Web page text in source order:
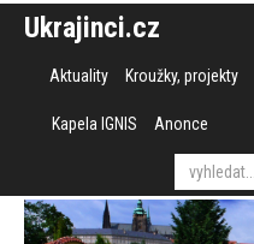
Ukrajinci.cz
Aktuality Kroužky, projekty
Kapela IGNIS Anonce